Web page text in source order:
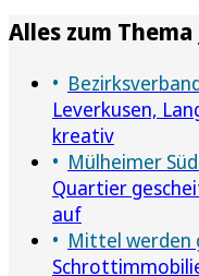
Alles zum Thema
Leverkusen,
kreativ
Mülheimer
Quartier
auf
Mittel werden